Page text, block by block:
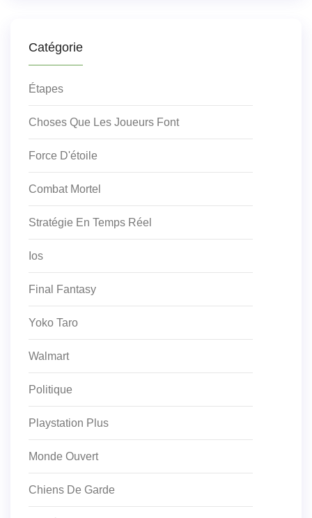
Catégorie
Étapes
Choses Que Les Joueurs Font
Force D'étoile
Combat Mortel
Stratégie En Temps Réel
Ios
Final Fantasy
Yoko Taro
Walmart
Politique
Playstation Plus
Monde Ouvert
Chiens De Garde